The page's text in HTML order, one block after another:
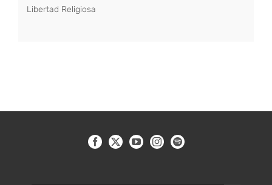
Libertad Religiosa